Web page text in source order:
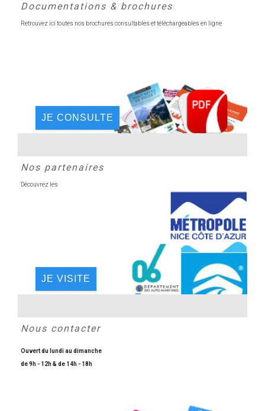
Documentations & brochures
Retrouvez ici toutes nos brochures consultables et téléchargeables en ligne
JE CONSULTE
Nos partenaires
Découvrez les
JE VISITE
Nous contacter
Ouvert du lundi au dimanche
de 9h - 12h & de 14h - 18h